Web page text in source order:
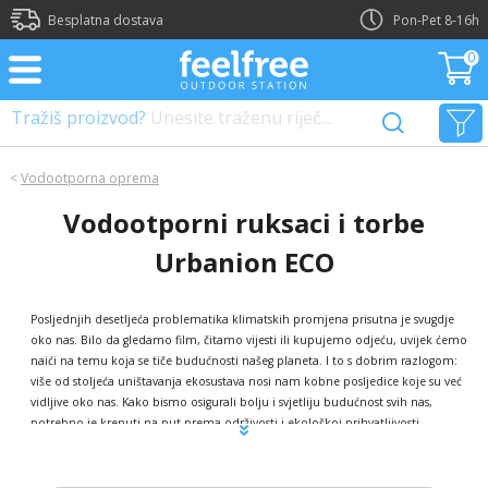
Besplatna dostava Pon-Pet 8-16h
0
Tražiš proizvod? Unesite traženu riječ...
<Vodootporna oprema
Vodootporni ruksaci i torbe
Urbanion ECO
Posljednjih desetljeća problematika klimatskih promjena prisutna je svugdje
oko nas. Bilo da gledamo film, čitamo vijesti ili kupujemo odjeću, uvijek ćemo
naići na temu koja se tiče budućnosti našeg planeta. I to s dobrim razlogom:
više od stoljeća uništavanja ekosustava nosi nam kobne posljedice koje su već
vidljive oko nas. Kako bismo osigurali bolju i svjetliju budućnost svih nas,
potrebno je krenuti na put prema održivosti i ekološkoj prihvatljivosti.
u održivom smjeru iskazani kroz vodootporne ruksake i torbe iz Urbanion
?>